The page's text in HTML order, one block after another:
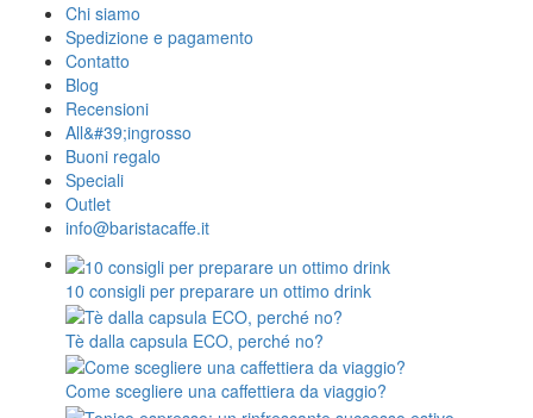
Chi siamo
Spedizione e pagamento
Contatto
Blog
Recensioni
All&#39;ingrosso
Buoni regalo
Speciali
Outlet
info@baristacaffe.it
10 consigli per preparare un ottimo drink
Tè dalla capsula ECO, perché no?
Come scegliere una caffettiera da viaggio?